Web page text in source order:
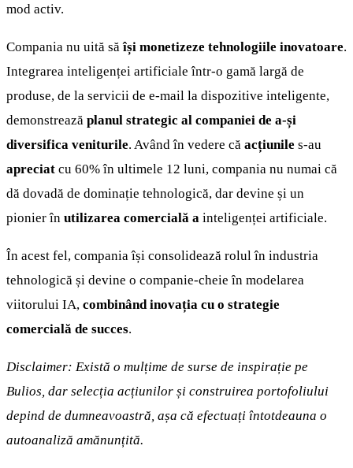
mod activ.
Compania nu uită săîși monetizeze tehnologiile inovatoare.
Integrarea inteligenței artificiale într-o gamă largă de
produse, de la servicii de e-mail la dispozitive inteligente,
demonstrează planul strategic al companiei de a-și
diversifica veniturile. Având în vedere că acțiunile s-au
apreciat cu 60% în ultimele 12 luni, compania nu numai că
dă dovadă de dominație tehnologică, dar devine și un
pionier în utilizarea comercială a inteligenței artificiale.
În acest fel, compania își consolidează rolul în industria
tehnologică și devine o companie-cheie în modelarea
viitorului IA, combinând inovația cu o strategie
comercială de succes.
Disclaimer: Există o mulțime de surse de inspirație pe
Bulios, dar selecția acțiunilor și construirea portofoliului
depind de dumneavoastră, așa că efectuați întotdeauna o
autoanaliză amănunțită.